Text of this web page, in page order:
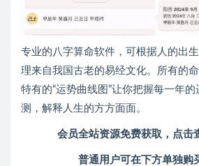
专业的八字算命软件，可根据人的出
理来自我国古老的易经文化。所有的命
特有的“运势曲线图”让你把握每一年
测，解释人生的方方面面。
会员全站资源免费获取，点击
普通用户可在下方单独购